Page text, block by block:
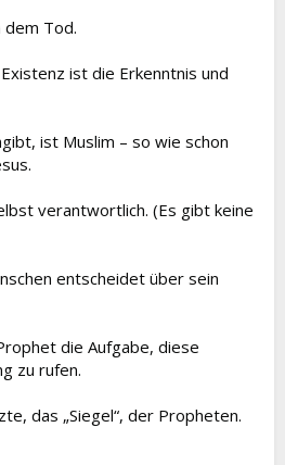
dem Tod.
Existenz ist die Erkenntnis und
ist Muslim – so wie schon
verantwortlich. (Es gibt keine
entscheidet über sein
die Aufgabe, diese
zu rufen.
das „Siegel“, der Propheten.